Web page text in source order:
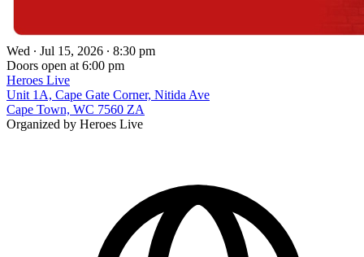
Wed ∙ Jul 15, 2026 ∙ 8:30 pm
Doors open at 6:00 pm
Heroes Live
Unit 1A, Cape Gate Corner, Nitida Ave
Cape Town, WC 7560 ZA
Organized by Heroes Live